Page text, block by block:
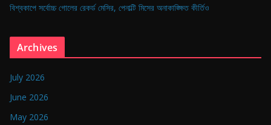
B
n
g
বিশ্বকাপে সর্বোচ্চ গোলের রেকর্ড মেসির, পেনাল্টি মিসের অনাকাঙ্ক্ষিত কীর্তিও
Archives
July 2026
June 2026
May 2026